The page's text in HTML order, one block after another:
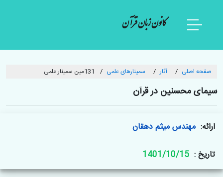
کانون زبان قرآن
صفحه اصلی آثار سمینارهای علمی 131مین سمینار علمی
سیمای محسنین در قرآن
ارائه: مهندس میثم دهقان
تاریخ : 1401/10/15